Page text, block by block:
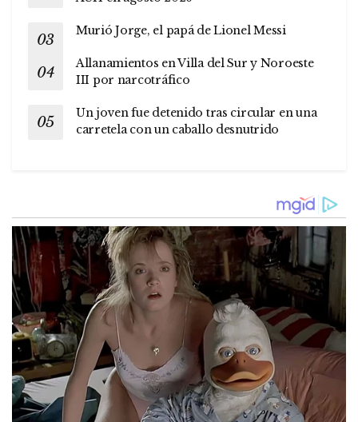
Murió Jorge, el papá de Lionel Messi
Allanamientos en Villa del Sur y Noroeste
III por narcotráfico
Un joven fue detenido tras circular en una
carretela con un caballo desnutrido